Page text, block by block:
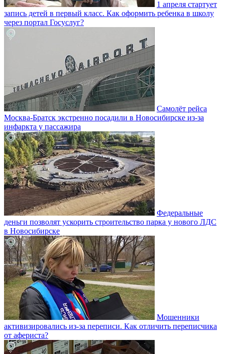
1 апреля стартует
запись детей в первый класс. Как оформить ребенка в школу
через портал Госуслуг?
Самолёт рейса
Москва-Братск экстренно посадили в Новосибирске из-за
инфаркта у пассажира
Федеральные
деньги позволят ускорить строительство парка у нового ЛДС
в Новосибирске
Мошенники
активизировались из-за переписи. Как отличить переписчика
от афериста?